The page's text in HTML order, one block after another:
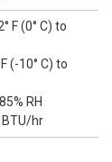
F (0° C) to
(-10° C) to
RH
BTU/hr